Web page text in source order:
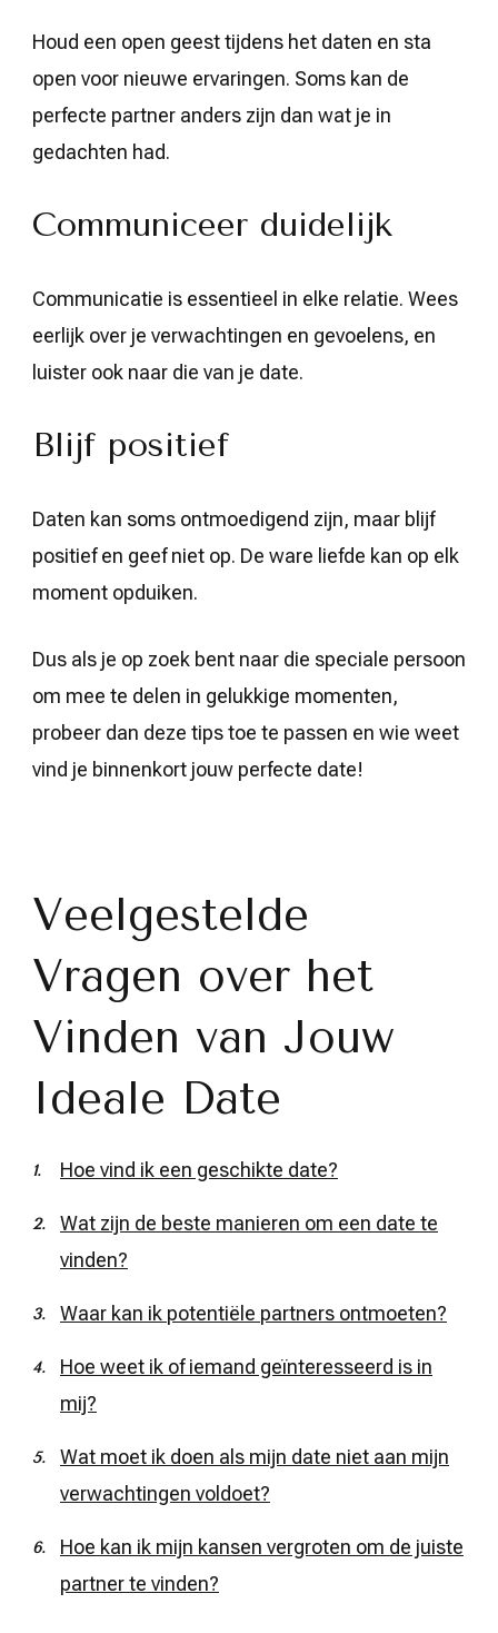
Houd een open geest tijdens het daten en sta
open voor nieuwe ervaringen. Soms kan de
perfecte partner anders zijn dan wat je in
gedachten had.
Communiceer duidelijk
Communicatie is essentieel in elke relatie. Wees
eerlijk over je verwachtingen en gevoelens, en
luister ook naar die van je date.
Blijf positief
Daten kan soms ontmoedigend zijn, maar blijf
positief en geef niet op. De ware liefde kan op elk
moment opduiken.
Dus als je op zoek bent naar die speciale persoon
om mee te delen in gelukkige momenten,
probeer dan deze tips toe te passen en wie weet
vind je binnenkort jouw perfecte date!
Veelgestelde
Vragen over het
Vinden van Jouw
Ideale Date
Hoe vind ik een geschikte date?
Wat zijn de beste manieren om een date te
vinden?
Waar kan ik potentiële partners ontmoeten?
Hoe weet ik of iemand geïnteresseerd is in
mij?
Wat moet ik doen als mijn date niet aan mijn
verwachtingen voldoet?
Hoe kan ik mijn kansen vergroten om de juiste
partner te vinden?